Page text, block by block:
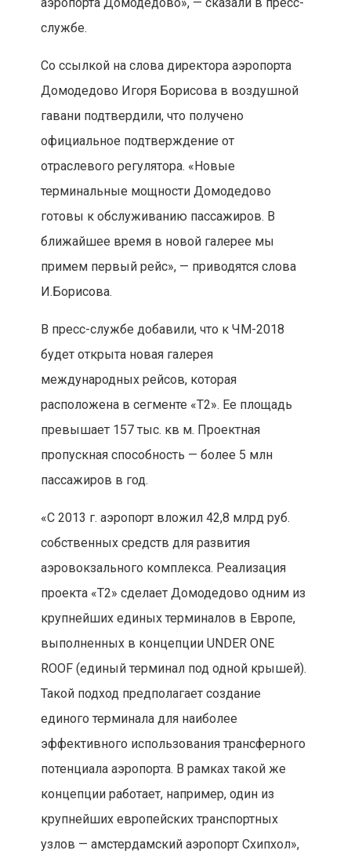
аэропорта Домодедово», — сказали в пресс-
службе.
Со ссылкой на слова директора аэропорта
Домодедово Игоря Борисова в воздушной
гавани подтвердили, что получено
официальное подтверждение от
отраслевого регулятора. «Новые
терминальные мощности Домодедово
готовы к обслуживанию пассажиров. В
ближайшее время в новой галерее мы
примем первый рейс», — приводятся слова
И.Борисова.
В пресс-службе добавили, что к ЧМ-2018
будет открыта новая галерея
международных рейсов, которая
расположена в сегменте «Т2». Ее площадь
превышает 157 тыс. кв м. Проектная
пропускная способность — более 5 млн
пассажиров в год.
«С 2013 г. аэропорт вложил 42,8 млрд руб.
собственных средств для развития
аэровокзального комплекса. Реализация
проекта «Т2» сделает Домодедово одним из
крупнейших единых терминалов в Европе,
выполненных в концепции UNDER ONE
ROOF (единый терминал под одной крышей).
Такой подход предполагает создание
единого терминала для наиболее
эффективного использования трансферного
потенциала аэропорта. В рамках такой же
концепции работает, например, один из
крупнейших европейских транспортных
узлов — амстердамский аэропорт Схипхол»,